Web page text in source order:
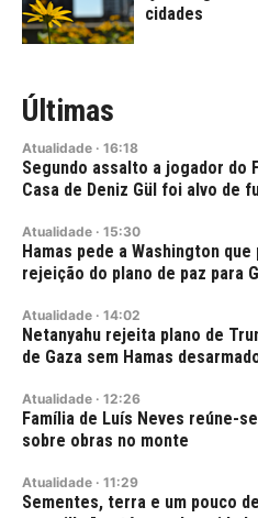
cidades
Últimas
Atualidade · 16:18
Segundo assalto a jogador do
Casa de Deniz Gül foi alvo de
Atualidade · 15:30
Hamas pede a Washington
rejeição do plano de paz para
Atualidade · 14:02
Netanyahu rejeita plano de
de Gaza sem Hamas
Atualidade · 12:26
Família de Luís Neves reúne-
sobre obras no monte
Atualidade · 11:29
Sementes, terra e um pouco